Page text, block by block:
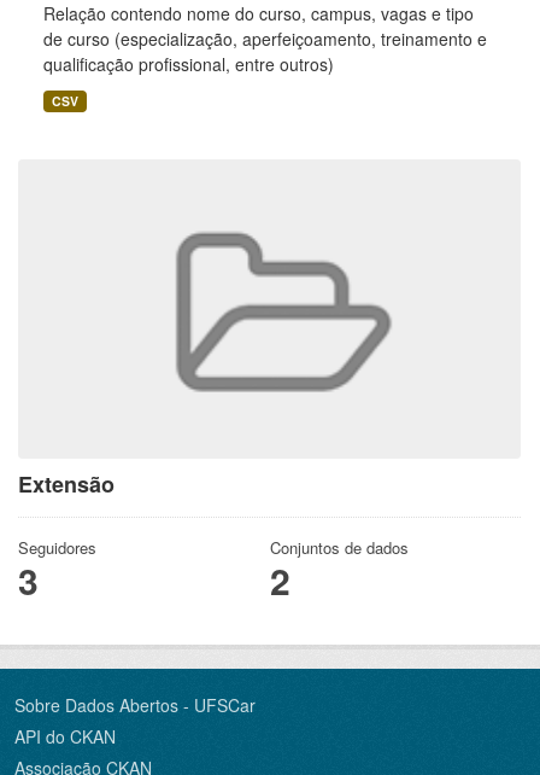
Extensão
Seguidores
3
Conjuntos de dados
2
Relação contendo nome do curso, campus, vagas e tipo
de curso (especialização, aperfeiçoamento, treinamento e
qualificação profissional, entre outros)
CSV
Sobre Dados Abertos - UFSCar
API do CKAN
Associação CKAN